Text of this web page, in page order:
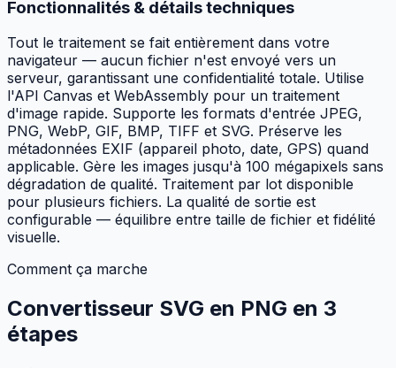
Fonctionnalités & détails techniques
Tout le traitement se fait entièrement dans votre
navigateur — aucun fichier n'est envoyé vers un
serveur, garantissant une confidentialité totale. Utilise
l'API Canvas et WebAssembly pour un traitement
d'image rapide. Supporte les formats d'entrée JPEG,
PNG, WebP, GIF, BMP, TIFF et SVG. Préserve les
métadonnées EXIF (appareil photo, date, GPS) quand
applicable. Gère les images jusqu'à 100 mégapixels sans
dégradation de qualité. Traitement par lot disponible
pour plusieurs fichiers. La qualité de sortie est
configurable — équilibre entre taille de fichier et fidélité
visuelle.
Comment ça marche
Convertisseur SVG en PNG en 3
étapes